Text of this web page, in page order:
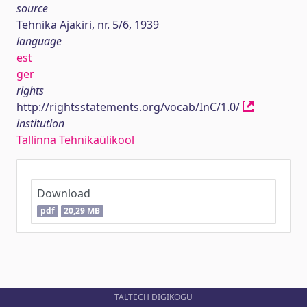
source
Tehnika Ajakiri, nr. 5/6, 1939
language
est
ger
rights
http://rightsstatements.org/vocab/InC/1.0/
institution
Tallinna Tehnikaülikool
Download
pdf 20,29 MB
TALTECH DIGIKOGU